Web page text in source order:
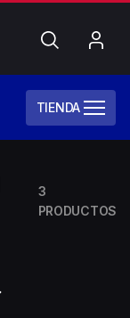
Búsqueda
TIENDA
3
PRODUCTOS